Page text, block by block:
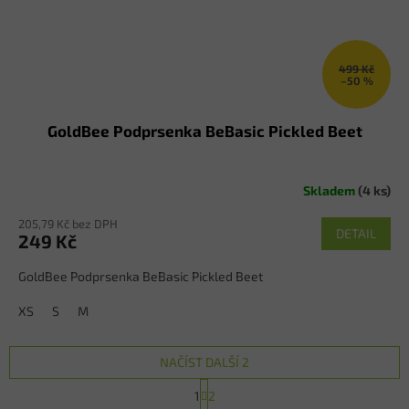
499 Kč
–50 %
GoldBee Podprsenka BeBasic Pickled Beet
Skladem(4 ks)
205,79 Kč bez DPH
249 Kč DETAIL
GoldBee Podprsenka BeBasic Pickled Beet
XS S M
NAČÍST DALŠÍ 2
S
t
1
2